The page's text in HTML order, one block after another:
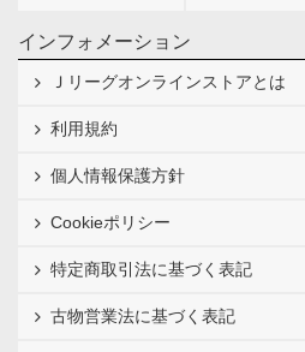
インフォメーション
Ｊリーグオンラインストアとは
利用規約
個人情報保護方針
Cookieポリシー
特定商取引法に基づく表記
古物営業法に基づく表記